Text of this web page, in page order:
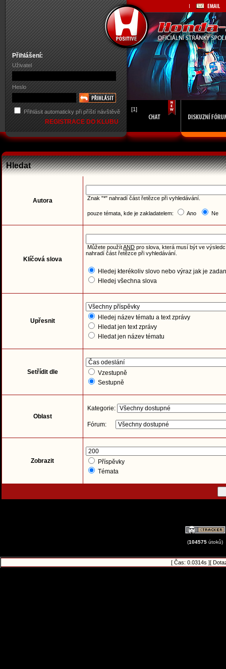
Přihlášení:
Uživatel
Heslo
Přihlásit automaticky při příští návštěvě
REGISTRACE DO KLUBU
[1]
Hledat
Autora Znak "*" nahradí část řetězce při vyhledávání.
pouze témata, kde je zakladatelem: Ano Ne
Klíčová slova
Můžete použítAND pro slova, která musí být ve
nahradí část řetězce při vyhledávání.
Hledej kterékoliv slovo nebo výraz jak je
Hledej všechna slova
Upřesnit
Hledej název tématu a text zprávy
Hledat jen text zprávy
Hledat jen název tématu
Setřídit dle
Vzestupně
Sestupně
Oblast
Kategorie:
Fórum:
Zobrazit
Příspěvky
Témata
(104575 útoků)
[ Čas: 0.0314s ][